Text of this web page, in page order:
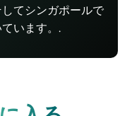
てシンガポールで
います。.